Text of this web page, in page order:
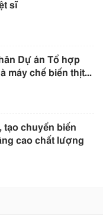
sĩ
Dự án Tổ hợp
máy chế biến thịt...
tạo chuyển biến
cao chất lượng